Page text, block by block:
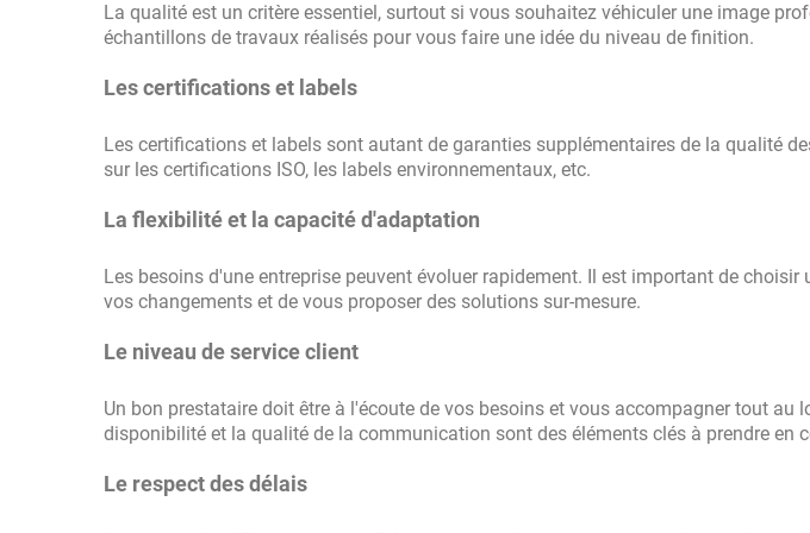
La qualité est un critère essentiel, surtout si vous souhaitez véhiculer une image
échantillons de travaux réalisés pour vous faire une idée du niveau de finition.
Les certifications et labels
Les certifications et labels sont autant de garanties supplémentaires de la qualité
sur les certifications ISO, les labels environnementaux, etc.
La flexibilité et la capacité d'adaptation
Les besoins d'une entreprise peuvent évoluer rapidement. Il est important de
vos changements et de vous proposer des solutions sur-mesure.
Le niveau de service client
Un bon prestataire doit être à l'écoute de vos besoins et vous accompagner tout au
disponibilité et la qualité de la communication sont des éléments clés à prendre en
Le respect des délais